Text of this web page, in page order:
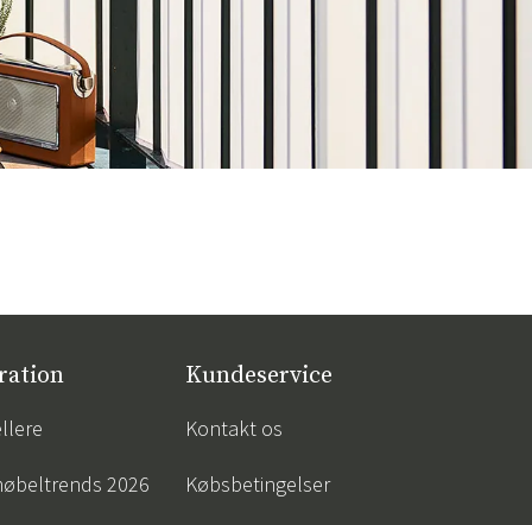
2026
Kundeservice
Kontakt os
Købsbetingelser